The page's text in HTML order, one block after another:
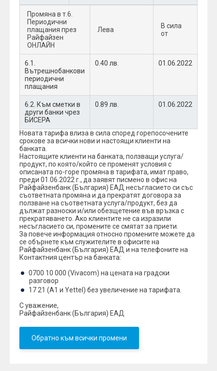
Промяна в т.6.
Периодични
плащания през
Райфайзен
ОНЛАЙН
Лева
В сила
от
6.1.
Вътрешнобанкови
периодични
плащания
0.40 лв. 01.06.2022
6.2. Към сметки в
други банки чрез
БИСЕРА
0.89 лв. 01.06.2022
Новата тарифа влиза в сила според горепосочените
срокове за всички нови и настоящи клиенти на
банката.
Настоящите клиенти на банката, ползващи услуга/
продукт, по която/който се променят условия с
описаната по-горе промяна в тарифата, имат право,
преди 01.06.2022 г., да заявят писмено в офис на
Райфайзенбанк (България) ЕАД несъгласието си със
съответната промяна и да прекратят договора за
ползване на съответната услуга/продукт, без да
дължат разноски и/или обезщетение във връзка с
прекратяването. Ако клиентите не сa изразили
несъгласието си, промените се смятат за приети.
За повече информация относно промените можете да
се обърнете към служителите в офисите на
Райфайзенбанк (България) ЕАД и на телефоните на
Контактния център на банката:
0700 10 000 (Vivacom) на цената на градски
разговор
17 21 (А1 и Yettel) без увеличение на тарифата.
С уважение,
Райфайзенбанк (България) ЕАД
Обратно към всички промени